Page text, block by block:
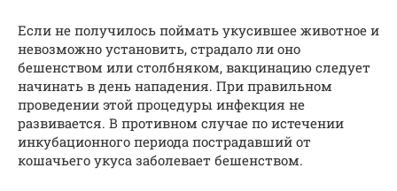
Если не получилось поймать укусившее животное и
невозможно установить, страдало ли оно
бешенством или столбняком, вакцинацию следует
начинать в день нападения. При правильном
проведении этой процедуры инфекция не
развивается. В противном случае по истечении
инкубационного периода пострадавший от
кошачьего укуса заболевает бешенством.